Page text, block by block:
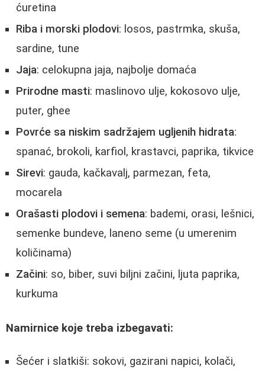
ćuretina
Riba i morski plodovi: losos, pastrmka, skuša,
sardine, tune
Jaja: celokupna jaja, najbolje domaća
Prirodne masti: maslinovo ulje, kokosovo ulje,
puter, ghee
Povrće sa niskim sadržajem ugljenih hidrata:
spanać, brokoli, karfiol, krastavci, paprika, tikvice
Sirevi: gauda, kačkavalj, parmezan, feta,
mocarela
Orašasti plodovi i semena: bademi, orasi, lešnici,
semenke bundeve, laneno seme (u umerenim
količinama)
Začini: so, biber, suvi biljni začini, ljuta paprika,
kurkuma
Namirnice koje treba izbegavati:
Šećer i slatkiši: sokovi, gazirani napici, kolači,